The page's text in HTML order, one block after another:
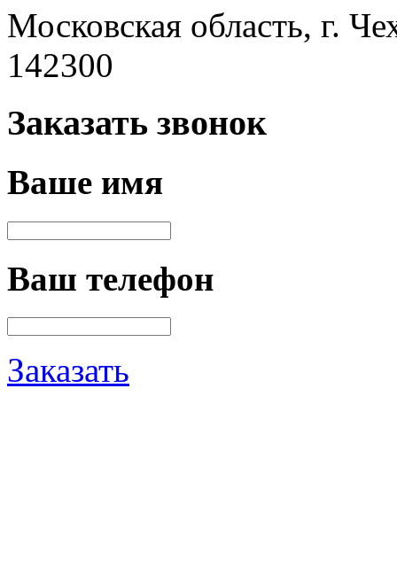
Московская область, г.
142300
Заказать звонок
Ваше имя
Ваш телефон
Заказать